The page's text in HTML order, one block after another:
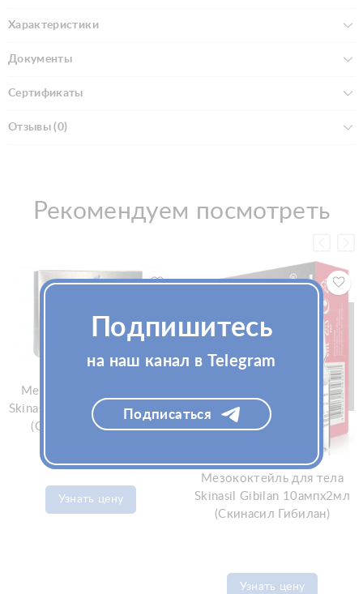
Характеристики
Документы
Сертификаты
Отзывы (0)
Рекомендуем посмотреть
Мезопрепарат для тела
Skinasil Alcaphyt 10ампx5мл
(Скинасил Алкафит)
Узнать цену
Мезококтейль для тела
Skinasil Gibilan 10ампx2мл
(Скинасил Гибилан)
Узнать цену
Подпишитесь
на наш канал в Telegram
Подписаться